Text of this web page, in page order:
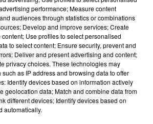
7 août 2026
album après sa tournée mondiale
7 août 2026
Angèle et Amélie Lens dévoilent leur
collaboration tant attendue
performance; Measure content
audiences through statistics or combinations
Develop and improve services; Create
Use profiles to select personalised
to select content; Ensure security, prevent and
Deliver and present advertising and content;
privacy choices. These technologies may
as IP address and browsing data to offer
Identify devices based on information actively
geolocation data; Match and combine data from
different devices; Identify devices based on
automatically.